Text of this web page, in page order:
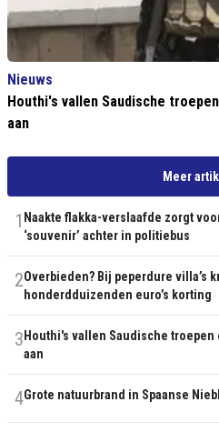
Nieuws
Houthi's vallen Saudische
aan
Meer
1 Naakte flakka-verslaafde zorgt
‘souvenir’ achter in politiebus
2Overbieden? Bij peperdure villa’s
honderdduizenden euro’s korting
3 Houthi's vallen Saudische
aan
4Grote natuurbrand in Spaanse